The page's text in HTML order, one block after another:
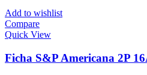
Add to wishlist
Compare
Quick View
Ficha S&P Americana 2P